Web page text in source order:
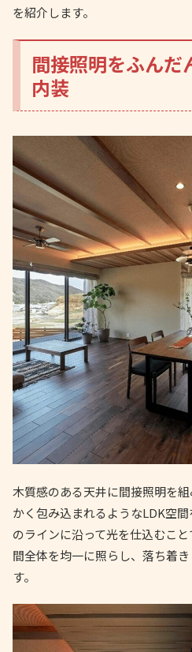
を紹介します。
間接照明をふんだ
内装
木質感のある天井に間接照明を
かく包み込まれるようなLDK空
のラインに沿って光を仕込むこ
間全体を均一に照らし、落ち着
す。